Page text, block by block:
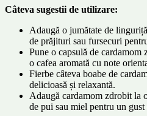
Câteva sugestii de utilizare:
Adaugă o jumătate de
de prăjituri sau fursecuri
Pune o capsulă de cardamom
o cafea aromată cu note
Fierbe câteva boabe de
delicioasă și relaxantă.
Adaugă cardamom zdrobit la
de pui sau miel pentru un gust